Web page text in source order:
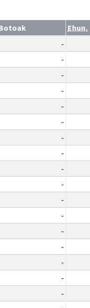
Ehun.
-
-
-
-
-
-
-
-
-
-
-
-
-
-
-
-
-